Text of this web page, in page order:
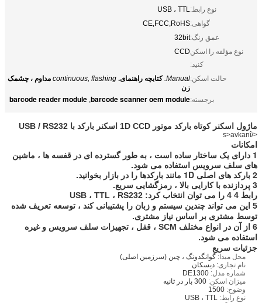
نوع رابط:USB ، TTL
گواهی:CE,FCC,RoHS
عمق رنگ:32bit
نوع مؤلفه را اسکن
کنید:
CCD
حالت اسکن:Manual. کتابچه راهنمای. continuous, flashing مداوم ، چشمک
زن
برجسته:barcode scanner oem module
,
barcode reader module
ماژول اسکنر کوتاه بارکد موتور 1D CCD اسکنر بارکد با USB / RS232
</s>avkanî
امکانات
1 دارای یک ساختار ساده است ، به طور گسترده ای در قفسه ها ، ماشین
های سلف سرویس استفاده می شود.
2 بارکد های اصلی 1D مانند بارکدها را در بازار بخوانید.
3 پردازنده با کارایی بالا ، رمزگشایی سریع.
رابط 4 4 را می توان انتخاب کرد: USB ، TTL ، RS232
5 این می تواند چندین سیستم و زبان را پشتیبانی کند ، توسعه تعریف شده
توسط مشتری بر اساس نیاز مشتری.
6 از آن در انواع مختلف SCM ، قفل ، تجهیزات سلف سرویس و غیره
استفاده می شود.
جزئیات سریع
محل مبدا: گوانگدونگ ، چین (سرزمین اصلی)
نام تجاری: دیسکان
شماره مدل: DE1300
میزان اسکن: 300 بار در ثانیه
وضوح: 1500
نوع رابط: USB ، TTL